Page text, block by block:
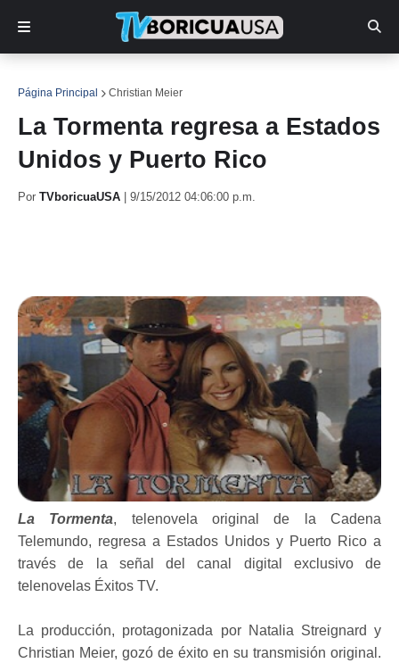
Página Principal Christian Meier
La Tormenta regresa a Estados
Unidos y Puerto Rico
Por TVboricuaUSA 9/15/2012 04:06:00 p.m.
La Tormenta, telenovela original de la Cadena
Telemundo, regresa a Estados Unidos y Puerto Rico a
través de la señal del canal digital exclusivo de
telenovelas Éxitos TV.
La producción, protagonizada por Natalia Streignard y
Christian Meier, gozó de éxito en su transmisión original.